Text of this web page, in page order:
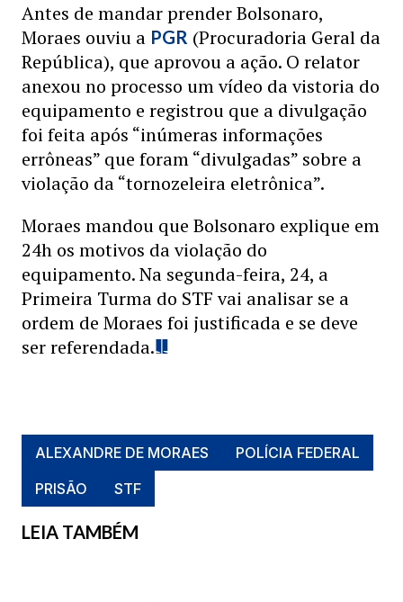
Antes de mandar prender Bolsonaro,
Moraes ouviu a PGR (Procuradoria Geral da
República), que aprovou a ação. O relator
anexou no processo um vídeo da vistoria do
equipamento e registrou que a divulgação
foi feita após “inúmeras informações
errôneas” que foram “divulgadas” sobre a
violação da “tornozeleira eletrônica”.
Moraes mandou que Bolsonaro explique em
24h os motivos da violação do
equipamento. Na segunda-feira, 24, a
Primeira Turma do STF vai analisar se a
ordem de Moraes foi justificada e se deve
ser referendada.
ALEXANDRE DE MORAES
POLÍCIA FEDERAL
PRISÃO
STF
LEIA TAMBÉM